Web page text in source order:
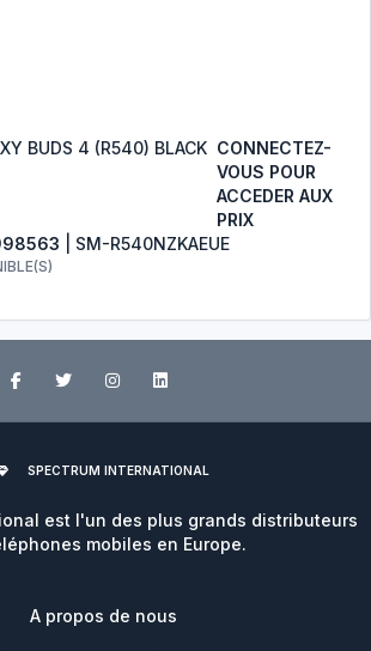
BUDS 4 (R540) BLACK CONNECTEZ-
VOUS POUR
ACCEDER AUX
PRIX
| SM-R540NZKAEUE
SPECTRUM INTERNATIONAL
est l'un des plus grands distributeurs
mobiles en Europe.
A propos de nous